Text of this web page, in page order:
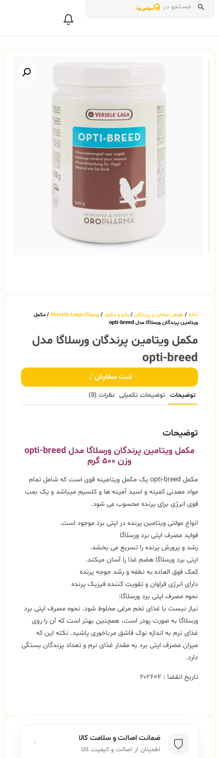
جستجو در
خانه / طوطی سانان و پرندگان / دارو و مکمل / ورسلاگا Versele-Laga
/ مکمل
ویتامین پرندگان ورسلاگا مدل opti-breed
مکمل ویتامین پرندگان ورسلاگا مدل
opti-breed
ثبت سفارش
توضیحات توضیحات تکمیلی نظرات (0)
توضیحات
مکمل ویتامین پرندگان ورسلاگا
مدل opti-breed
وزن ۵۰۰ گرم
مکمل opti-breed یک مکمل ویتامینه قوی است که شامل تمام
مواد معدنی کمینه و اسید آمینه ها و کلسیم میباشد و یک بمب
قوی انرژی برای پرنده محسوب می شود.
انواع مولتی ویتامین پرنده در اپتی برد موجود است.
فواید مصرف اپتی برد ورسلاگا
رشد و پرورش پرنده را تسریع می بخشد.
اپتی برد ورسلاگا هضم غذا را آسان میکند.
کمک فوق العاده به نطفه و رشد جوجه پرنده
دارای انرژی فراوان و تقویت کننده فیزیک پرنده
نحوه مصرف اپتی برد ورسلاگا:
نیاز نیست با غذای تخم مرغی مخلوط شود. نحوه مصرف اپتی برد
ورسلاگا به صورت پودر است، همچنین بهتر است که آن را روی
غذای نرم به اندازه نوک قاشق مرباخوری پاشید. نکته این که
میزان مصرف اپتی برد به مقدار غذای نرم و تعداد پرندگان بستگی
دارد.
تاریخ انقضا : ۲×۲۰۲۶
ضمانت اصالت و سلامت کالا
اطمینان از اصالت و کیفیت کالا